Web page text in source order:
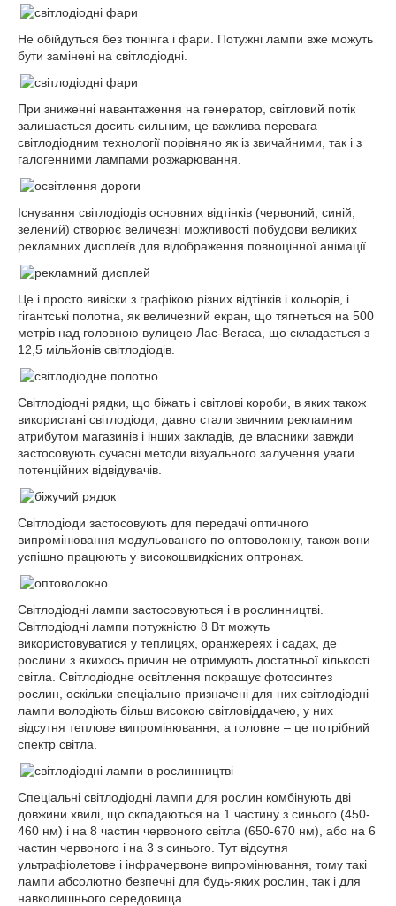
Не обійдуться без тюнінга і фари. Потужні лампи вже можуть
бути замінені на світлодіодні.
При зниженні навантаження на генератор, світловий потік
залишається досить сильним, це важлива перевага
світлодіодним технології порівняно як із звичайними, так і з
галогенними лампами розжарювання.
Існування світлодіодів основних відтінків (червоний, синій,
зелений) створює величезні можливості побудови великих
рекламних дисплеїв для відображення повноцінної анімації.
Це і просто вивіски з графікою різних відтінків і кольорів, і
гігантські полотна, як величезний екран, що тягнеться на 500
метрів над головною вулицею Лас-Вегаса, що складається з
12,5 мільйонів світлодіодів.
Світлодіодні рядки, що біжать і світлові короби, в яких також
використані світлодіоди, давно стали звичним рекламним
атрибутом магазинів і інших закладів, де власники завжди
застосовують сучасні методи візуального залучення уваги
потенційних відвідувачів.
Світлодіоди застосовують для передачі оптичного
випромінювання модульованого по оптоволокну, також вони
успішно працюють у високошвидкісних оптронах.
Світлодіодні лампи застосовуються і в рослинництві.
Світлодіодні лампи потужністю 8 Вт можуть
використовуватися у теплицях, оранжереях і садах, де
рослини з якихось причин не отримують достатньої кількості
світла. Світлодіодне освітлення покращує фотосинтез
рослин, оскільки спеціально призначені для них світлодіодні
лампи володіють більш високою світловіддачею, у них
відсутня теплове випромінювання, а головне – це потрібний
спектр світла.
Спеціальні світлодіодні лампи для рослин комбінують дві
довжини хвилі, що складаються на 1 частину з синього (450-
460 нм) і на 8 частин червоного світла (650-670 нм), або на 6
частин червоного і на 3 з синього. Тут відсутня
ультрафіолетове і інфрачервоне випромінювання, тому такі
лампи абсолютно безпечні для будь-яких рослин, так і для
навколишнього середовища..